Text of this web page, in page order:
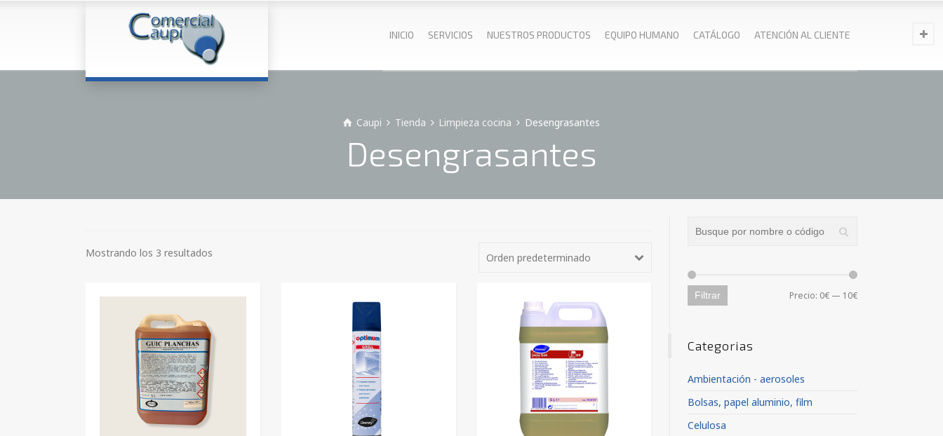
INICIO SERVICIOS NUESTROS PRODUCTOS EQUIPO HUMANO CATÁLOGO ATENCIÓN AL CLIENTE
Caupi Tienda Limpieza cocina Desengrasantes
Desengrasantes
Mostrando los 3 resultados Orden predeterminado
Precio mínimo
Precio máximo
Filtrar Precio: 0€ — 10€
Categorias
Ambientación - aerosoles
Bolsas, papel aluminio, film
Celulosa